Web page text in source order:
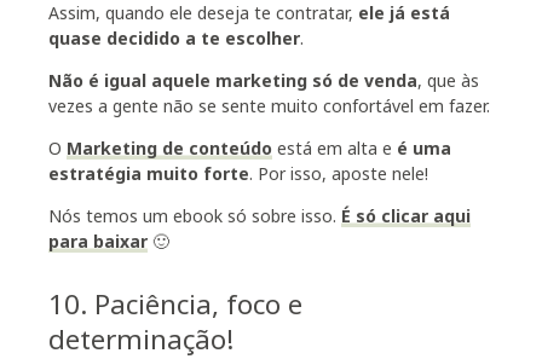
Assim, quando ele deseja te contratar, ele já está
quase decidido a te escolher.
Não é igual aquele marketing só de venda, que às
vezes a gente não se sente muito confortável em fazer.
O Marketing de conteúdo está em alta e é uma
estratégia muito forte. Por isso, aposte nele!
Nós temos um ebook só sobre isso. É só clicar aqui
para baixar 🙂
10. Paciência, foco e
determinação!